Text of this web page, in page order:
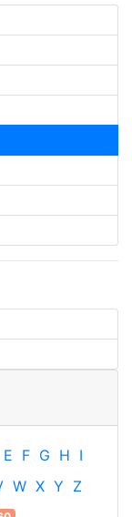
E F G H I
W X Y Z